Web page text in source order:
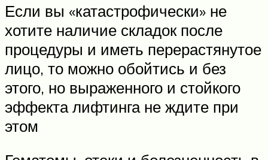
Если вы «катастрофически» не
хотите наличие складок после
процедуры и иметь перерастянутое
лицо, то можно обойтись и без
этого, но выраженного и стойкого
эффекта лифтинга не ждите при
этом